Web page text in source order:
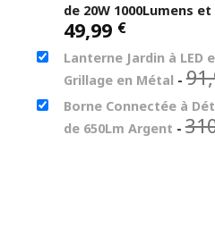
de 20W 1000Lumens
49,99 €Le
prix
actuel
est :
49,99 €.
Lanterne Jardin à LED
Grillage en Métal -
Borne Connectée à
de 650Lm Argent -